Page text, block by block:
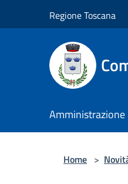
Regione Toscana
Amministrazione
Home >